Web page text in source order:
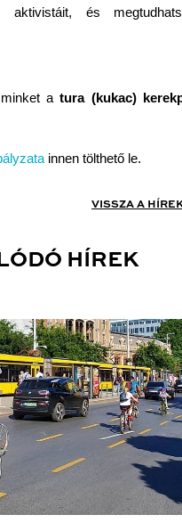
aktivistáit, és
minket atura (kukac)
innen tölthető le.
VISSZA A
HÍREK